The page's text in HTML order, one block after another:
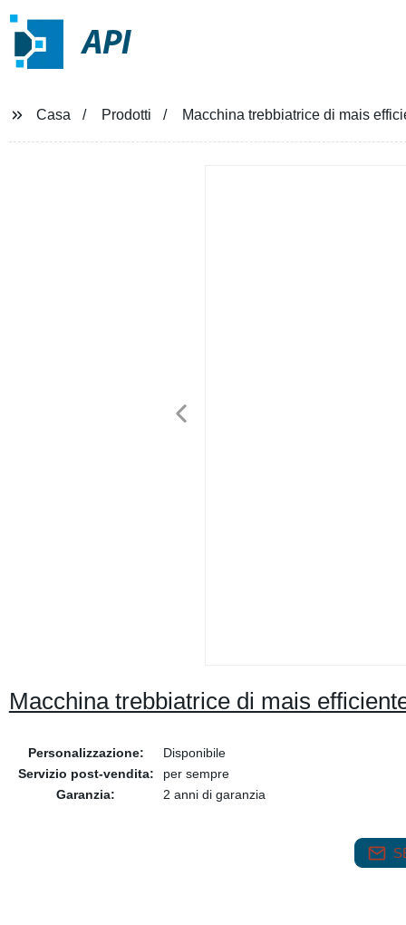
API
Casa Prodotti Macchina trebbiatrice di mais
Macchina trebbiatrice di mais
Personalizzazione:
Disponibile
Servizio post-vendita:
per sempre
Garanzia:
2 anni di garanzia